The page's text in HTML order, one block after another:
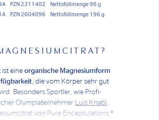
PZN 2311402
Nettofüllmenge 98 g
PZN 2604096 Nettofüllmenge 196 g
ist eine organische Magnesiumform
, die vom Körper sehr gut
Besonders Sportler, wie Profi-
Olympiateilnehmer Luis Knabl ,
von Pure Encapsulations ®.